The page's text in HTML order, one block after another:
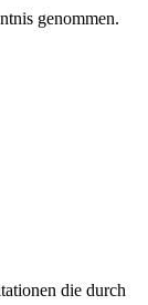
genommen.
die durch